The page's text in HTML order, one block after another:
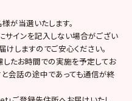
が当選いたします。
サインを記入しない場合がござい
しますのでご安心ください。
たお時間での実施を予定してお
と会話の途中であっても通信が終